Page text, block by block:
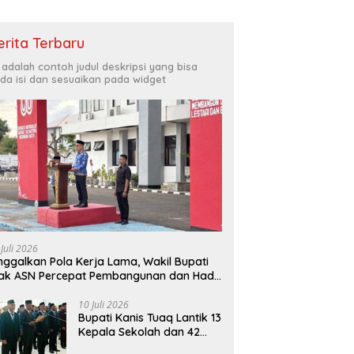
Terbaru
adalah contoh judul deskripsi yang bisa
isi dan sesuaikan pada widget
2026
Pola Kerja Lama, Wakil Bupati
ASN Percepat Pembangunan dan Hadir
10 Juli 2026
Bupati Kanis Tuaq Lantik 13
Kepala Sekolah dan 42